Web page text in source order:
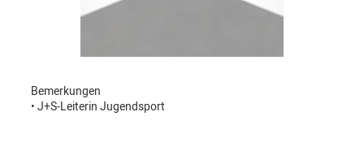
Bemerkungen
• J+S-Leiterin Jugendsport